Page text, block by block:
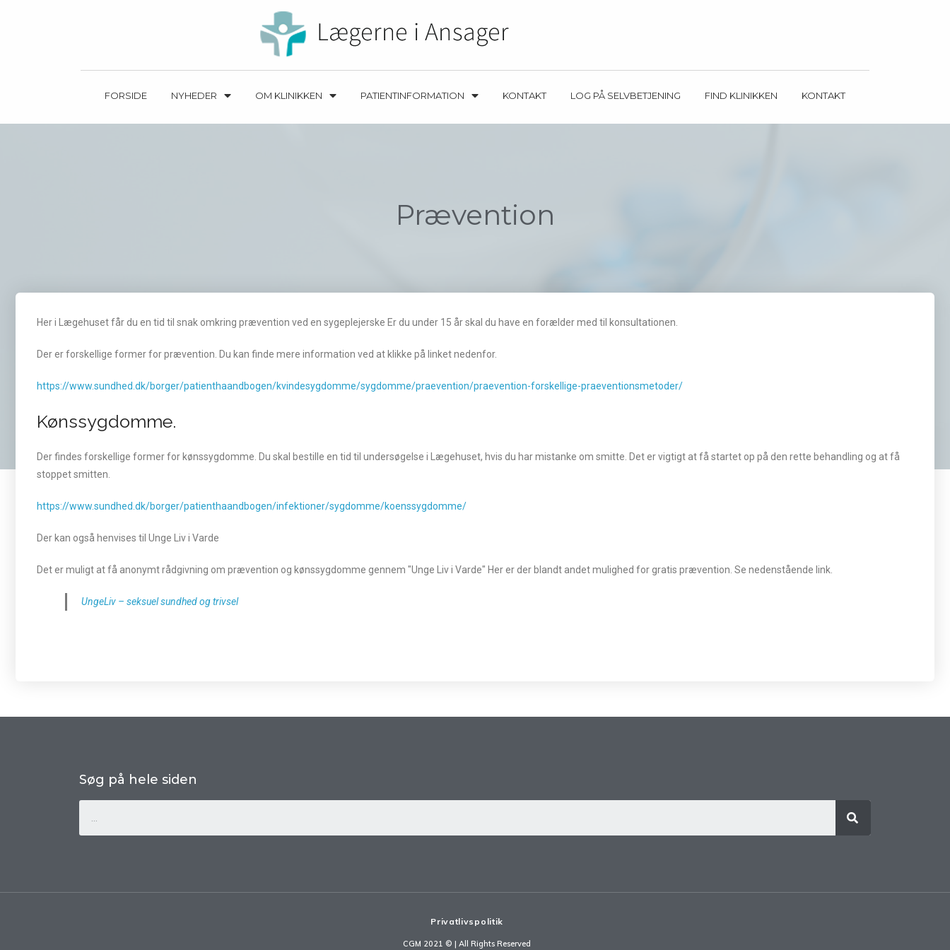
FORSIDE NYHEDER OM KLINIKKEN PATIENTINFORMATION KONTAKT LOG PÅ SELVBETJENING FIND KLINIKKEN KONTAKT
Prævention
Her i Lægehuset får du en tid til snak omkring prævention ved en sygeplejerske Er du under 15 år skal du have en forælder med til konsultationen.
Der er forskellige former for prævention. Du kan finde mere information ved at klikke på linket nedenfor.
https://www.sundhed.dk/borger/patienthaandbogen/kvindesygdomme/sygdomme/praevention/praevention-forskellige-praeventionsmetoder/
Kønssygdomme.
Der findes forskellige former for kønssygdomme. Du skal bestille en tid til undersøgelse i Lægehuset, hvis du har mistanke om smitte. Det er vigtigt at få startet op på den rette behandling og at få
stoppet smitten.
https://www.sundhed.dk/borger/patienthaandbogen/infektioner/sygdomme/koenssygdomme/
Der kan også henvises til Unge Liv i Varde
Det er muligt at få anonymt rådgivning om prævention og kønssygdomme gennem "Unge Liv i Varde" Her er der blandt andet mulighed for gratis prævention. Se nedenstående link.
UngeLiv – seksuel sundhed og trivsel
Søg på hele siden
Privatlivspolitik
CGM 2021 ©​ | All Rights Reserved